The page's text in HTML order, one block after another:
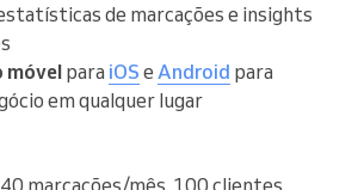
de marcações e insights
móvel para iOS e Android para
em qualquer lugar